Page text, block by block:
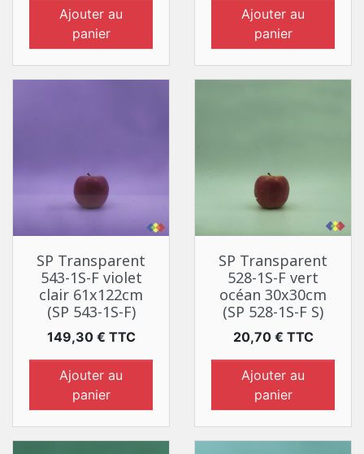
Ajouter au
panier
Ajouter au
panier
SP Transparent
543-1S-F violet
clair 61x122cm
(SP 543-1S-F)
Prix
149,30 € TTC
Ajouter au
panier
SP Transparent
528-1S-F vert
océan 30x30cm
(SP 528-1S-F S)
Prix
20,70 € TTC
Ajouter au
panier